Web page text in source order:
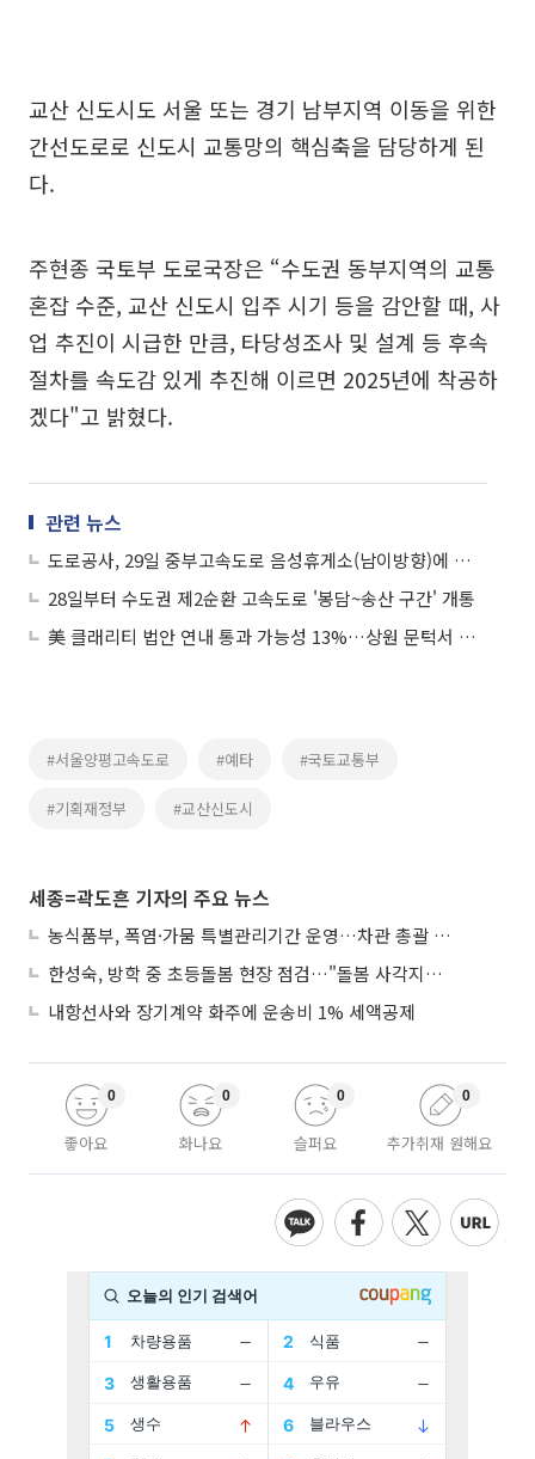
교산 신도시도 서울 또는 경기 남부지역 이동을 위한
간선도로로 신도시 교통망의 핵심축을 담당하게 된
다.
주현종 국토부 도로국장은 “수도권 동부지역의 교통
혼잡 수준, 교산 신도시 입주 시기 등을 감안할 때, 사
업 추진이 시급한 만큼, 타당성조사 및 설계 등 후속
절차를 속도감 있게 추진해 이르면 2025년에 착공하
겠다"고 밝혔다.
관련 뉴스
도로공사, 29일 중부고속도로 음성휴게소(남이방향)에 수소충전소 개장
28일부터 수도권 제2순환 고속도로 '봉담~송산 구간' 개통
美 클래리티 법안 연내 통과 가능성 13%…상원 문턱서 제동
#서울양평고속도로 #예타 #국토교통부
#기획재정부 #교산신도시
세종=곽도흔 기자의 주요 뉴스
농식품부, 폭염·가뭄 특별관리기간 운영…차관 총괄 대응체계 격상
한성숙, 방학 중 초등돌봄 현장 점검…"돌봄 사각지대 없애야"
내항선사와 장기계약 화주에 운송비 1% 세액공제
좋아요
0
화나요
0
슬퍼요
0
추가취재 원해요
0